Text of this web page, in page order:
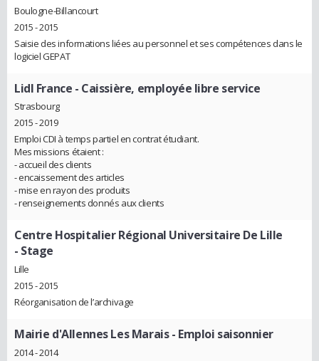
Boulogne-Billancourt
2015 - 2015
Saisie des informations liées au personnel et ses compétences dans le
logiciel GEPAT
Lidl France - Caissière, employée libre service
Strasbourg
2015 - 2019
Emploi CDI à temps partiel en contrat étudiant.
Mes missions étaient :
- accueil des clients
- encaissement des articles
- mise en rayon des produits
- renseignements donnés aux clients
Centre Hospitalier Régional Universitaire De Lille
- Stage
Lille
2015 - 2015
Réorganisation de l’archivage
Mairie d'Allennes Les Marais- Emploi saisonnier
2014 - 2014